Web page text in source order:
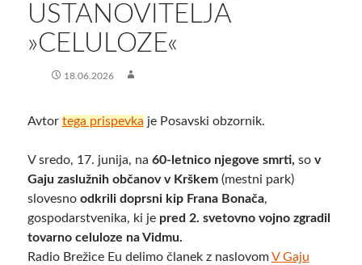
USTANOVITELJA
»CELULOZE«
18.06.2026
Avtor tega prispevka je Posavski obzornik.
V sredo, 17. junija, na 60-letnico njegove smrti, sov
Gaju zaslužnih občanov v Krškem (mestni park)
slovesno odkrili doprsni kip Frana Bonača,
gospodarstvenika, ki je pred 2. svetovno vojno zgradil
tovarno celuloze na Vidmu.
Radio Brežice Eu delimo članek z naslovom​V Gaju